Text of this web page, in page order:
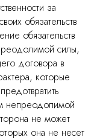
за
обязательств
обязательств
силы,
договора в
которые
непреодолимой
не может
она не несет